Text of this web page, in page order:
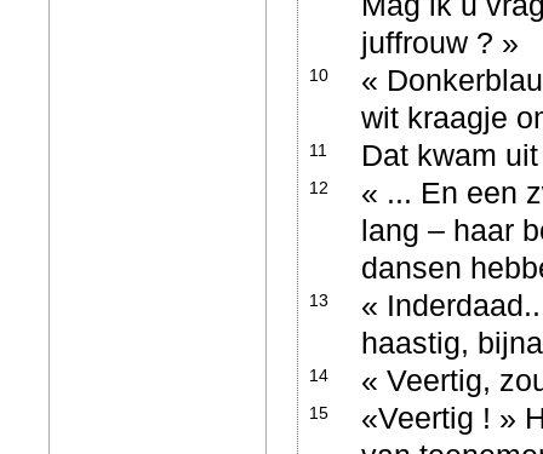
juffrouw ? »
10
«
wit kraagje
11 Dat kwam
12
« ... En een
lang – haar
dansen
13
«
haastig,
14 « Veertig,
15
«Veertig ! »